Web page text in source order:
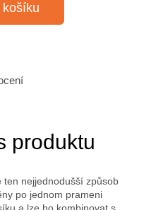
košíku
produktu
ten nejjednodušší způsob
po jednom prameni